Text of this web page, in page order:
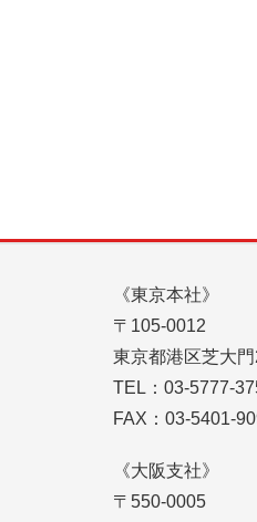
《東京本社》
〒105-0012
東京都港区芝大
TEL：03-5777-
FAX：03-5401-
《大阪支社》
〒550-0005